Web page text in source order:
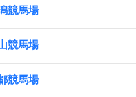
競馬場
競馬場
競馬場